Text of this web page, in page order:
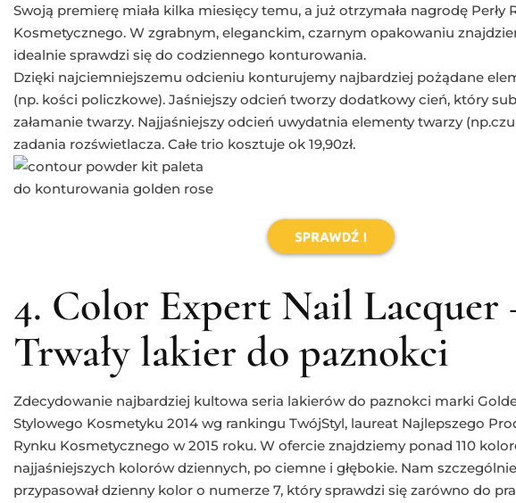
Swoją premierę miała kilka miesięcy temu, a już otrzymała nagrodę Perły
Kosmetycznego. W zgrabnym, eleganckim, czarnym opakowaniu
idealnie sprawdzi się do codziennego konturowania.
Dzięki najciemniejszemu odcieniu konturujemy najbardziej pożądane
(np. kości policzkowe). Jaśniejszy odcień tworzy dodatkowy cień, który
załamanie twarzy. Najjaśniejszy odcień uwydatnia elementy twarzy
zadania rozświetlacza. Całe trio kosztuje ok 19,90zł.
4. Color Expert Nail Lacquer
Trwały lakier do paznokci
Zdecydowanie najbardziej kultowa seria lakierów do paznokci marki
Stylowego Kosmetyku 2014 wg rankingu TwójStyl, laureat Najlepszego
Rynku Kosmetycznego w 2015 roku. W ofercie znajdziemy ponad 110
najjaśniejszych kolorów dziennych, po ciemne i głębokie. Nam
przypasował dzienny kolor o numerze 7, który sprawdzi się zarówno do